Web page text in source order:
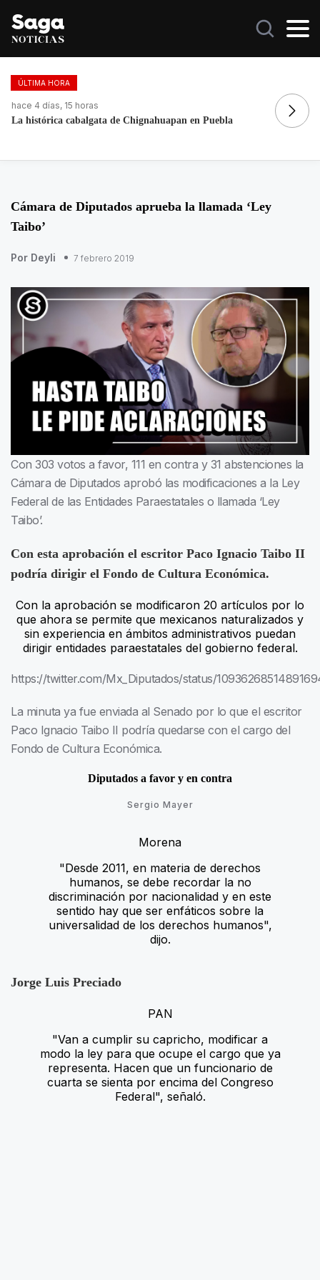
ÚLTIMA HORA
hace 4 días, 15 horas
Fortalece la economía circular; recupera 30 toneladas de
Cámara de Diputados aprueba la llamada ‘Ley
Taibo’
Por Deyli 7 febrero 2019
Con 303 votos a favor, 111 en contra y 31 abstenciones la
Cámara de Diputados aprobó las modificaciones a la Ley
Federal de las Entidades Paraestatales o llamada ‘Ley
Taibo’.
Con esta aprobación el escritor Paco Ignacio Taibo II
podría dirigir el Fondo de Cultura Económica.
Con la aprobación se modificaron 20 artículos por lo
que ahora se permite que mexicanos naturalizados y
sin experiencia en ámbitos administrativos puedan
dirigir entidades paraestatales del gobierno federal.
https://twitter.com/Mx_Diputados/status/
La minuta ya fue enviada al Senado por lo que el escritor
Paco Ignacio Taibo II podría quedarse con el cargo del
Fondo de Cultura Económica.
Diputados a favor y en contra
Sergio Mayer
Morena
"Desde 2011, en materia de derechos
humanos, se debe recordar la no
discriminación por nacionalidad y en este
sentido hay que ser enfáticos sobre la
universalidad de los derechos humanos",
dijo.
Jorge Luis Preciado
PAN
"Van a cumplir su capricho, modificar a
modo la ley para que ocupe el cargo que ya
representa. Hacen que un funcionario de
cuarta se sienta por encima del Congreso
Federal", señaló.